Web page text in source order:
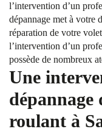
l’intervention d’un
dépannage met à votre
réparation de votre
l’intervention d’un
possède de nombreux
Une
dépannage
roulant à